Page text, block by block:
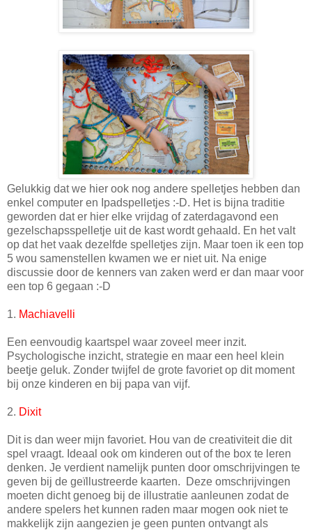
Gelukkig dat we hier ook nog andere spelletjes hebben dan
enkel computer en Ipadspelletjes :-D. Het is bijna traditie
geworden dat er hier elke vrijdag of zaterdagavond een
gezelschapsspelletje uit de kast wordt gehaald. En het valt
op dat het vaak dezelfde spelletjes zijn. Maar toen ik een top
5 wou samenstellen kwamen we er niet uit. Na enige
discussie door de kenners van zaken werd er dan maar voor
een top 6 gegaan :-D
1. Machiavelli
Een eenvoudig kaartspel waar zoveel meer inzit.
Psychologische inzicht, strategie en maar een heel klein
beetje geluk. Zonder twijfel de grote favoriet op dit moment
bij onze kinderen en bij papa van vijf.
2. Dixit
Dit is dan weer mijn favoriet. Hou van de creativiteit die dit
spel vraagt. Ideaal ook om kinderen out of the box te leren
denken. Je verdient namelijk punten door omschrijvingen te
geven bij de geïllustreerde kaarten. Deze omschrijvingen
moeten dicht genoeg bij de illustratie aanleunen zodat de
andere spelers het kunnen raden maar mogen ook niet te
makkelijk zijn aangezien je geen punten ontvangt als